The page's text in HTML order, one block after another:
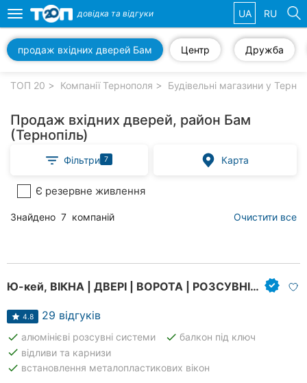
компанії
Популярні
рубрики:
Автошколи
Приватні
Стоматології
клініки
Ресторани
Всі
Toggle
navigation
довідка та відгуки UA RU
Центр Дружба
продаж вхідних дверей Бам
ТОП 20 Компанії Тернополя Будівельні магазини у
Продаж вхідних дверей, район Бам
(Тернопіль)
Фільтри 7 Карта
Є резервне живлення
Знайдено 7 компаній Очистити все
Ю-кей, ВІКНА | ДВЕРІ | ВОРОТА | РОЗСУВНІ СИСТЕМИ
4.8 29 відгуків
done алюмінієві розсувні системи done балкон під ключ
done відливи та карнизи
done встановлення металопластикових вікон